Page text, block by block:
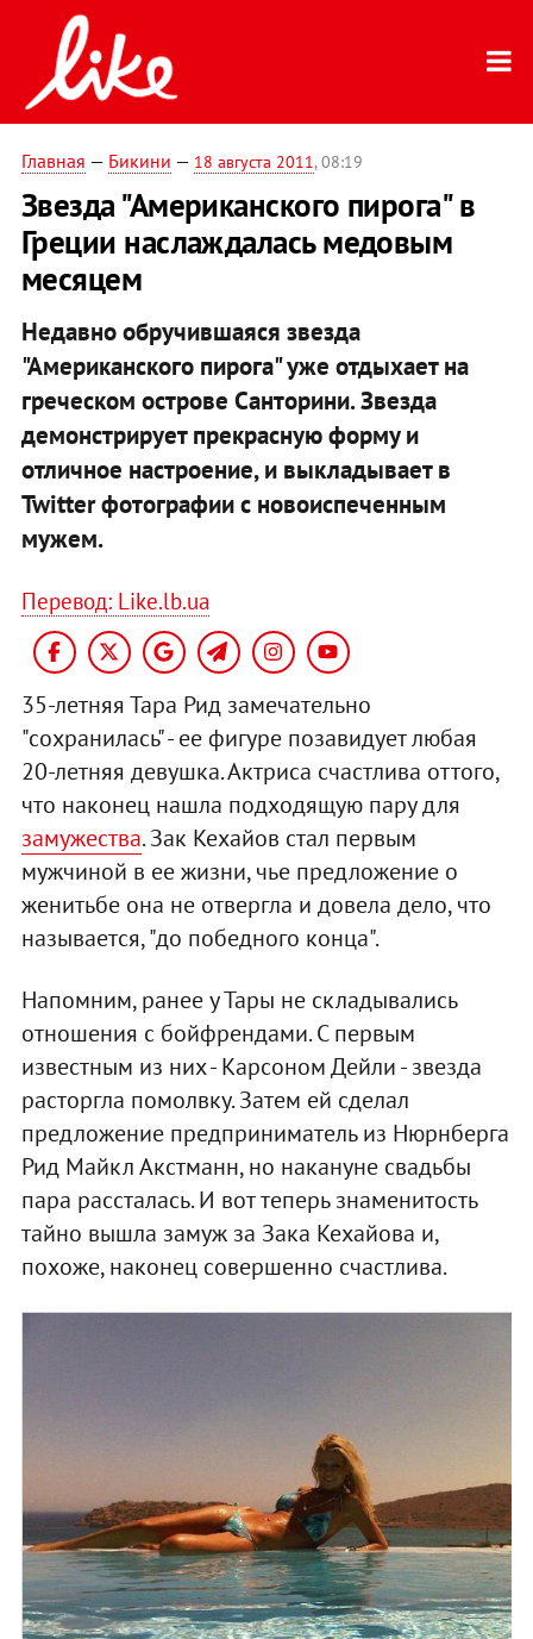
Главная — Бикини — 18 августа 2011, 08:19
Звезда "Американского пирога" в
Греции наслаждалась медовым
месяцем
Недавно обручившаяся звезда
"Американского пирога" уже отдыхает на
греческом острове Санторини. Звезда
демонстрирует прекрасную форму и
отличное настроение, и выкладывает в
Twitter фотографии с новоиспеченным
мужем.
Перевод: Like.lb.ua
35-летняя Тара Рид замечательно
"сохранилась" - ее фигуре позавидует любая
20-летняя девушка. Актриса счастлива оттого,
что наконец нашла подходящую пару для
замужества. Зак Кехайов стал первым
мужчиной в ее жизни, чье предложение о
женитьбе она не отвергла и довела дело, что
называется, "до победного конца".
Напомним, ранее у Тары не складывались
отношения с бойфрендами. С первым
известным из них - Карсоном Дейли - звезда
расторгла помолвку. Затем ей сделал
предложение предприниматель из Нюрнберга
Рид Майкл Акстманн, но накануне свадьбы
пара рассталась. И вот теперь знаменитость
тайно вышла замуж за Зака Кехайова и,
похоже, наконец совершенно счастлива.